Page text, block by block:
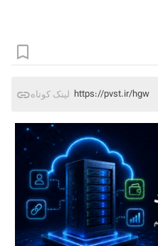
لینک کوتاه https://pvst.ir/hgw